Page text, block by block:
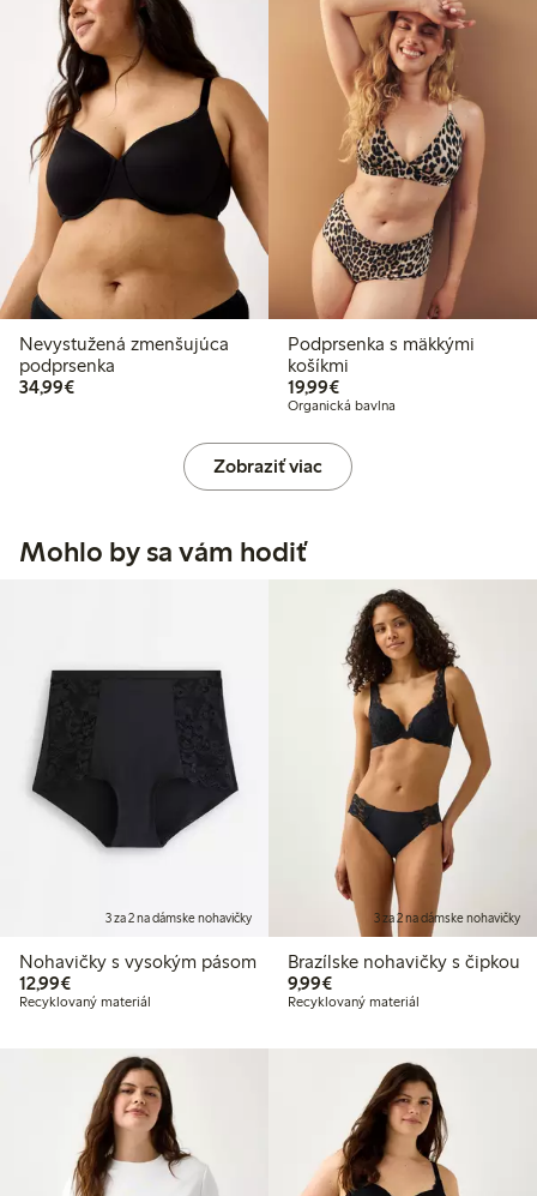
Nevystužená zmenšujúca
podprsenka
34,99€34,99 €
Podprsenka s mäkkými
košíkmi
19,99€19,99 €
Organická bavlna
Zobraziť viac
Mohlo by sa vám hodiť
3 za 2 na dámske nohavičky
Nohavičky s vysokým pásom
12,99€12,99 €
Recyklovaný materiál
3 za 2 na dámske nohavičky
Brazílske nohavičky s čipkou
9,99€9,99 €
Recyklovaný materiál